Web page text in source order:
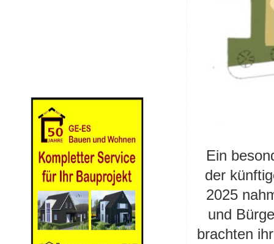
Ein
der
2025
und
brachten